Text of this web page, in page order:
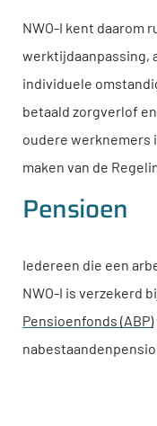
NWO-I kent daarom
werktijdaanpassing,
individuele
betaald zorgverlof
oudere werknemers
maken van de
Pensioen
Iedereen die een
NWO-I is verzekerd
Pensioenfonds (ABP)